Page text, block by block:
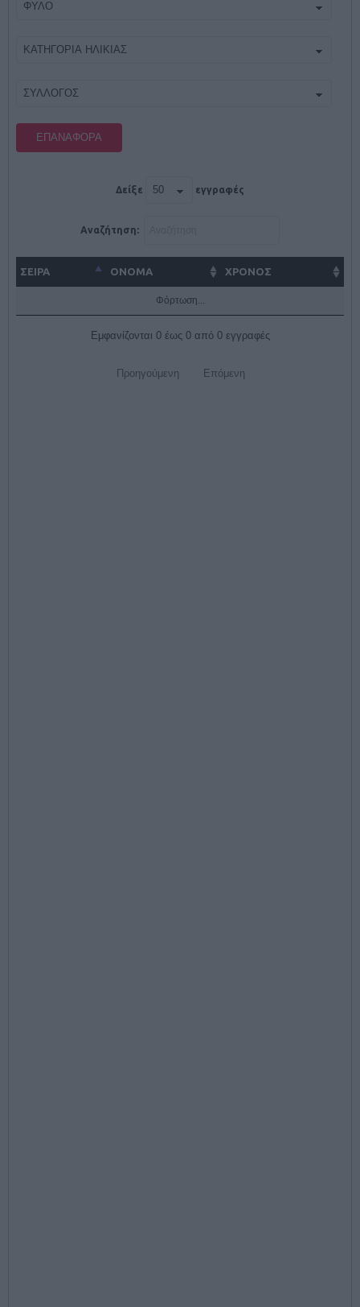
ΕΠΑΝΑΦΟΡΆ
Δείξε εγγραφές
Αναζήτηση:
ΣΕΙΡΑ ΌΝΟΜΑ ΧΡΟΝΟΣ
Φόρτωση...
Εμφανίζονται 0 έως 0 από 0 εγγραφές
Προηγούμενη Επόμενη